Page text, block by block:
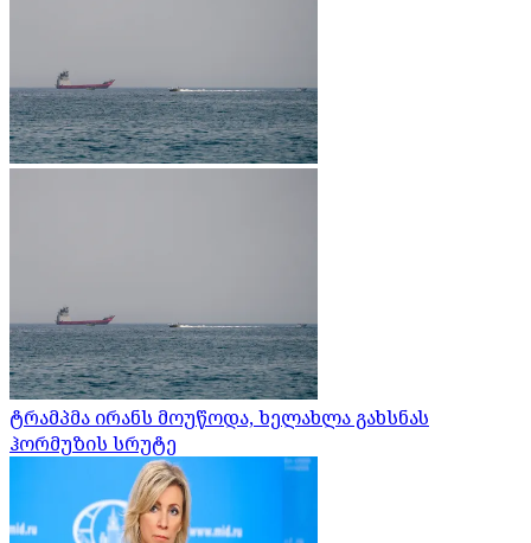
ტრამპმა ირანს მოუწოდა, ხელახლა გახსნას
ჰორმუზის სრუტე